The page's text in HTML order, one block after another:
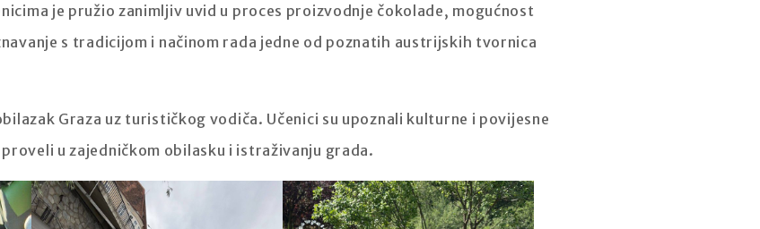
je pružio zanimljiv uvid u proces proizvodnje čokolade, mogućnost
s tradicijom i načinom rada jedne od poznatih austrijskih tvornica
Graza uz turističkog vodiča. Učenici su upoznali kulturne i povijesne
u zajedničkom obilasku i istraživanju grada.